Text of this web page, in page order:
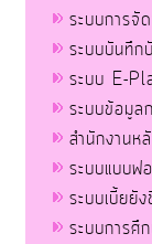
ระบบการจั
ระบบบันทึ
ระบบ E-
ระบบข้อมูล
สำนักงานห
ระบบแบบ
ระบบเบี้ยยั
ระบบการศึ